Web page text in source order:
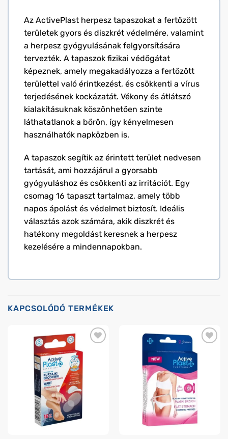
Az ActivePlast herpesz tapaszokat a fertőzött
területek gyors és diszkrét védelmére, valamint
a herpesz gyógyulásának felgyorsítására
tervezték. A tapaszok fizikai védőgátat
képeznek, amely megakadályozza a fertőzött
területtel való érintkezést, és csökkenti a vírus
terjedésének kockázatát. Vékony és átlátszó
kialakításuknak köszönhetően szinte
láthatatlanok a bőrön, így kényelmesen
használhatók napközben is.
A tapaszok segítik az érintett terület nedvesen
tartását, ami hozzájárul a gyorsabb
gyógyuláshoz és csökkenti az irritációt. Egy
csomag 16 tapaszt tartalmaz, amely több
napos ápolást és védelmet biztosít. Ideális
választás azok számára, akik diszkrét és
hatékony megoldást keresnek a herpesz
kezelésére a mindennapokban.
KAPCSOLÓDÓ TERMÉKEK